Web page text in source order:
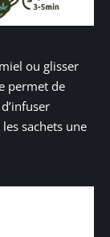
ou glisser
permet de
sachets une